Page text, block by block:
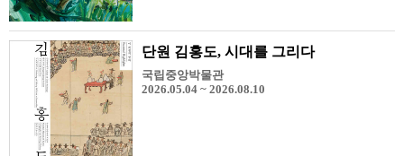
단원 김홍도, 시대를 그리다
국립중앙박물관
2026.05.04 ~ 2026.08.10